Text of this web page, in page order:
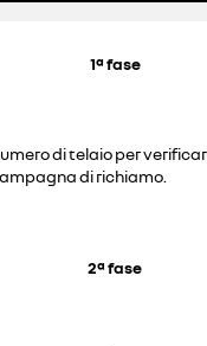
1ª fase
di telaio per
di richiamo.
2ª fase